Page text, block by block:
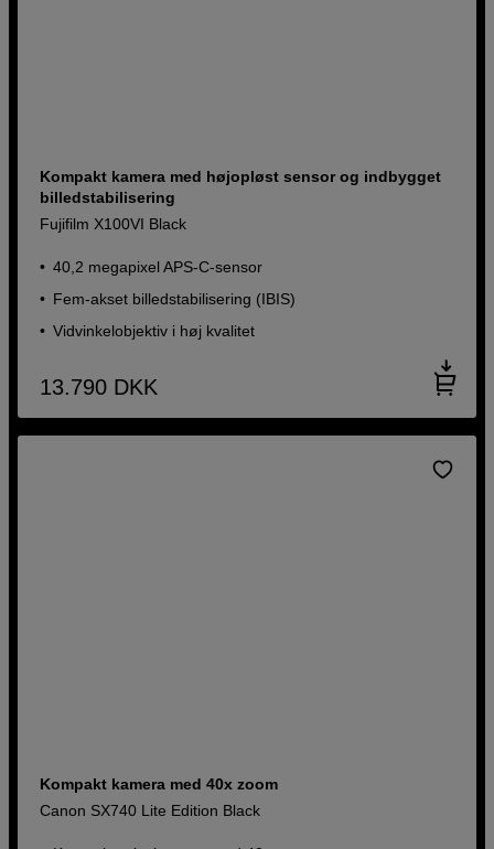
Kompakt kamera med højopløst sensor og indbygget
billedstabilisering
Fujifilm X100VI Black
40,2 megapixel APS-C-sensor
Fem-akset billedstabilisering (IBIS)
Vidvinkelobjektiv i høj kvalitet
13.790 DKK
Kompakt kamera med 40x zoom
Canon SX740 Lite Edition Black